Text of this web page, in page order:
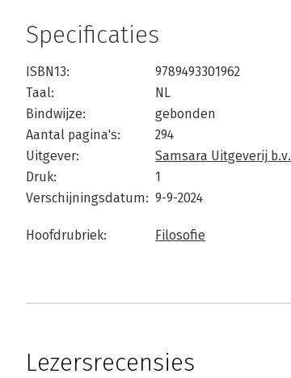
Specificaties
ISBN13:
9789493301962
Taal:
NL
Bindwijze:
gebonden
Aantal pagina's:
294
Uitgever:
Samsara Uitgeverij b.v.
Druk:
1
Verschijningsdatum: 9-9-2024
Hoofdrubriek: Filosofie
Lezersrecensies